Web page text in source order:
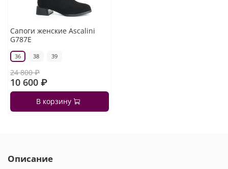
Сапоги женские Ascalini
G787E
36 38 39
24 800 ₽
10 600 ₽
В корзину
Описание